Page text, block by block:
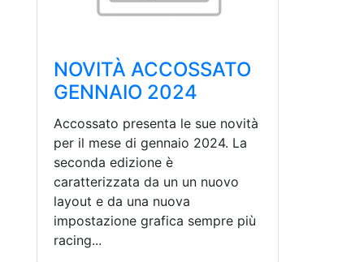
NOVITÀ ACCOSSATO
GENNAIO 2024
Accossato presenta le sue novità
per il mese di gennaio 2024. La
seconda edizione è
caratterizzata da un un nuovo
layout e da una nuova
impostazione grafica sempre più
racing...